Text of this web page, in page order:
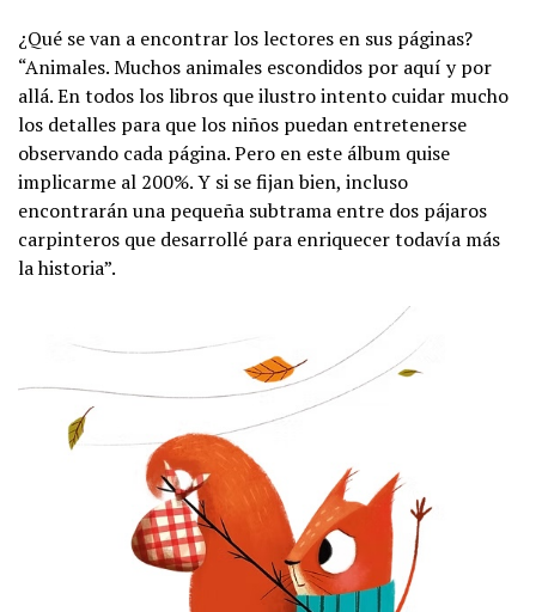
¿Qué se van a encontrar los lectores en sus páginas?
“Animales. Muchos animales escondidos por aquí y por
allá. En todos los libros que ilustro intento cuidar mucho
los detalles para que los niños puedan entretenerse
observando cada página. Pero en este álbum quise
implicarme al 200%. Y si se fijan bien, incluso
encontrarán una pequeña subtrama entre dos pájaros
carpinteros que desarrollé para enriquecer todavía más
la historia”.